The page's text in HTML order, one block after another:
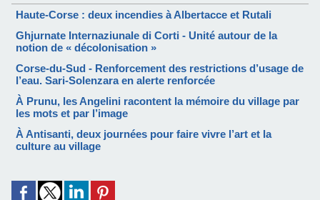
Haute-Corse : deux incendies à Albertacce et Rutali
Ghjurnate Internaziunale di Corti - Unité autour de la
notion de « décolonisation »
Corse-du-Sud - Renforcement des restrictions d’usage de
l’eau. Sari-Solenzara en alerte renforcée
À Prunu, les Angelini racontent la mémoire du village par
les mots et par l’image
À Antisanti, deux journées pour faire vivre l’art et la
culture au village